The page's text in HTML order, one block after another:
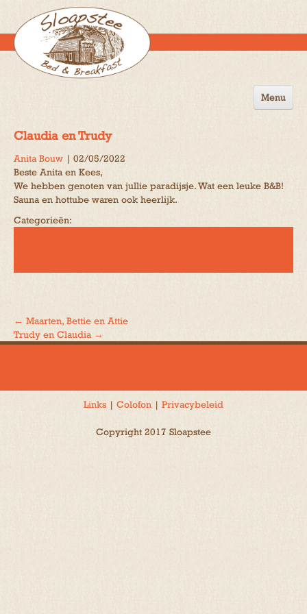
Menu
Claudia en Trudy
Anita Bouw | 02/05/2022
Beste Anita en Kees,
We hebben genoten van jullie paradijsje. Wat een leuke B&B!
Sauna en hottube waren ook heerlijk.
Categorieën:
Bericht
← Maarten, Bettie en Attie
Trudy en Claudia →
Links | Colofon | Privacybeleid
Copyright 2017 Sloapstee